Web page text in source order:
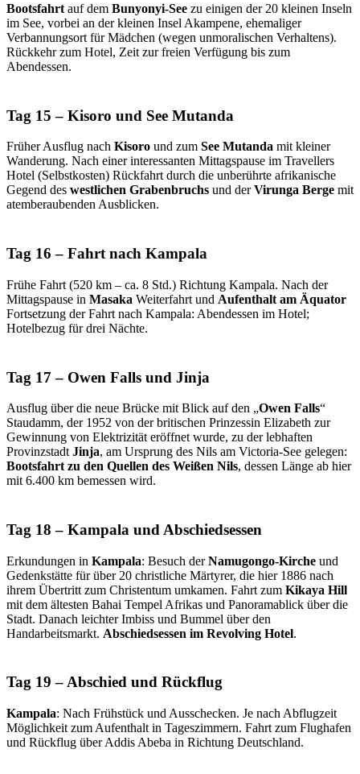
Bootsfahrt auf dem Bunyonyi-See zu einigen der 20 kleinen Inseln
im See, vorbei an der kleinen Insel Akampene, ehemaliger
Verbannungsort für Mädchen (wegen unmoralischen Verhaltens).
Rückkehr zum Hotel, Zeit zur freien Verfügung bis zum
Abendessen.
Tag 15 – Kisoro und See Mutanda
Früher Ausflug nach Kisoro und zum See Mutanda mit kleiner
Wanderung. Nach einer interessanten Mittagspause im Travellers
Hotel (Selbstkosten) Rückfahrt durch die unberührte afrikanische
Gegend des westlichen Grabenbruchs und derVirunga Berge mit
atemberaubenden Ausblicken.
Tag 16 – Fahrt nach Kampala
Frühe Fahrt (520 km – ca. 8 Std.) Richtung Kampala. Nach der
Mittagspause in Masaka Weiterfahrt und Aufenthalt am Äquator
Fortsetzung der Fahrt nach Kampala: Abendessen im Hotel;
Hotelbezug für drei Nächte.
Tag 17 – Owen Falls und Jinja
Ausflug über die neue Brücke mit Blick auf den „Owen Falls“
Staudamm, der 1952 von der britischen Prinzessin Elizabeth zur
Gewinnung von Elektrizität eröffnet wurde, zu der lebhaften
Provinzstadt Jinja, am Ursprung des Nils am Victoria-See gelegen:
Bootsfahrt zu den Quellen des Weißen Nils, dessen Länge ab hier
mit 6.400 km bemessen wird.
Tag 18 – Kampala und Abschiedsessen
Erkundungen in Kampala: Besuch derNamugongo-Kirche und
Gedenkstätte für über 20 christliche Märtyrer, die hier 1886 nach
ihrem Übertritt zum Christentum umkamen. Fahrt zum Kikaya Hill
mit dem ältesten Bahai Tempel Afrikas und Panoramablick über die
Stadt. Danach leichter Imbiss und Bummel über den
Handarbeitsmarkt. Abschiedsessen im Revolving Hotel.
Tag 19 – Abschied und Rückflug
Kampala: Nach Frühstück und Ausschecken. Je nach Abflugzeit
Möglichkeit zum Aufenthalt in Tageszimmern. Fahrt zum Flughafen
und Rückflug über Addis Abeba in Richtung Deutschland.